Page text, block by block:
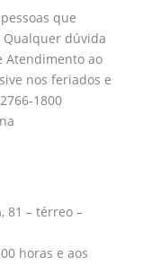
que
dúvida
Atendimento ao
nos feriados e
1800
81 – térreo –
horas e aos